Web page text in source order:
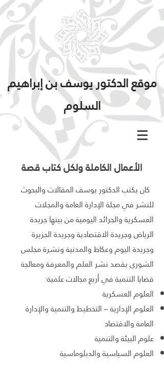
موقع الدكتور يوسف بن إبراهيم
السلوم
الأعمال الكاملة ولكل كتاب قصة
كان يكتب الدكتور يوسف المقالات والبحوث
للنشر في مجلة الإدارة العامة والمجلات
العسكرية والجرائد اليومية من بينها جريدة
الرياض وجريدة الاقتصادية وجريدة الجزيرة
وجريدة اليوم وعكاظ والمدنية ونشرة مجلس
الشورى بقصد نشر العلم والمعرفة ومعالجة
قضايا التنمية في أربع مجالات علمية:
العلوم العسكرية
العلوم الإدارية – التخطيط والتنمية والإدارة
العامة والاقتصاد
علوم البيئة والتنمية
العلوم السياسية والدبلوماسية